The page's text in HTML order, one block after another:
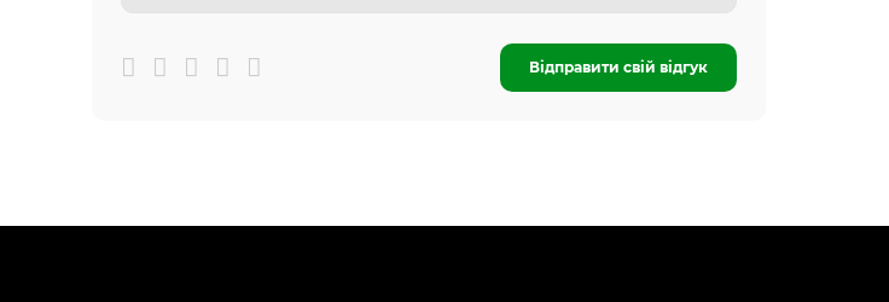
Відправити свій відгук